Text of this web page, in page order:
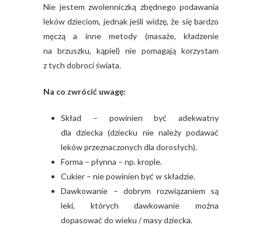
Nie jestem zwolenniczką zbędnego podawania
leków dzieciom, jednak jeśli widzę, że się bardzo
męczą a inne metody (masaże, kładzenie
na brzuszku, kąpiel) nie pomagają korzystam
z tych dobroci świata.
Na co zwrócić uwagę:
Skład – powinien być adekwatny
dla dziecka (dziecku nie należy podawać
leków przeznaczonych dla dorosłych).
Forma – płynna – np. krople.
Cukier – nie powinien być w składzie.
Dawkowanie – dobrym rozwiązaniem są
leki, których dawkowanie można
dopasować do wieku / masy dziecka.